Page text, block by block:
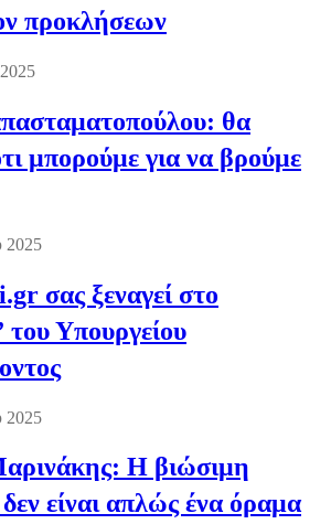
προκλήσεων
θα
μπορούμε για να βρούμε
2025
σας ξεναγεί στο
του Υπουργείου
2025
Η βιώσιμη
είναι απλώς ένα όραμα